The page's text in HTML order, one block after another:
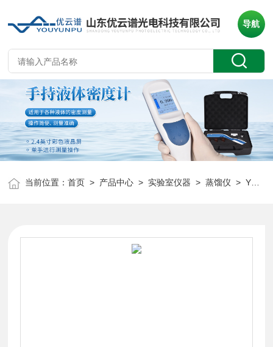
导航
当前位置：首页 > 产品中心 > 实验室仪器 >蒸馏仪 > YP-ZLA智能一体化蒸馏仪